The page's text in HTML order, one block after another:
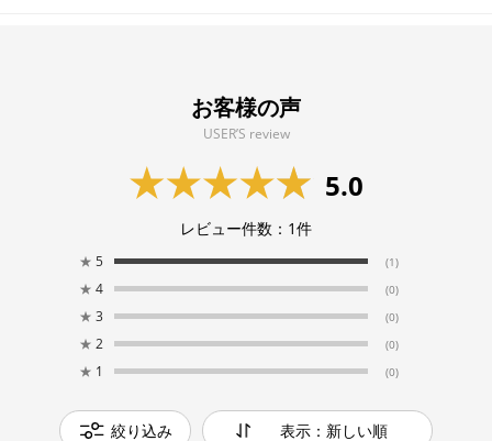
お客様の声
USER’S review
5.0
レビュー件数： 1件
★ 5 (1)
★ 4 (0)
★ 3 (0)
★ 2 (0)
★ 1 (0)
絞り込み 表示：新しい順